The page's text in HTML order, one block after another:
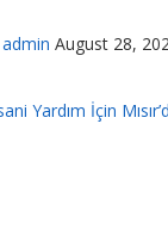
admin August 28,
Yardım İçin